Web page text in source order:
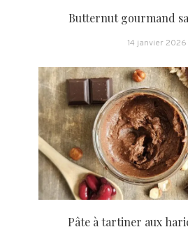
Butternut gourmand
14 janvier 2026
Pâte à tartiner aux